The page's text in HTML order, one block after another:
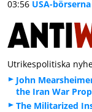
03:56 USA-
Utrikespolitiska
John
the Iran War
The Militarized